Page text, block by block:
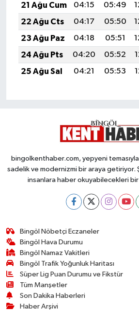
21 Ağu Cum
04:15 05:49
22 Ağu Cts
04:17 05:50
23 Ağu Paz
04:18 05:51
24 Ağu Pts
04:20 05:52
25 Ağu Sal
04:21 05:53
bingolkenthaber.com, yepyeni
sadelik ve modernizmi bir araya getiriyor.
insanlara haber okuyabilecekleri bir
Bingöl Nöbetçi Eczaneler
Bingöl Hava Durumu
Bingöl Namaz Vakitleri
Bingöl Trafik Yoğunluk Haritası
Süper Lig Puan Durumu ve Fikstür
Tüm Manşetler
Son Dakika Haberleri
Haber Arşivi